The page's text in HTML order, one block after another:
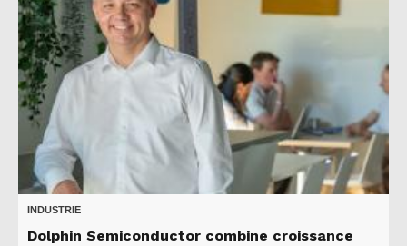
INDUSTRIE
Dolphin Semiconductor combine croissance